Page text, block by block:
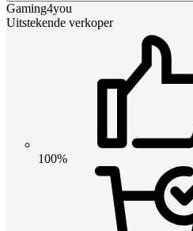
Gaming4you
Uitstekende verkoper
100%